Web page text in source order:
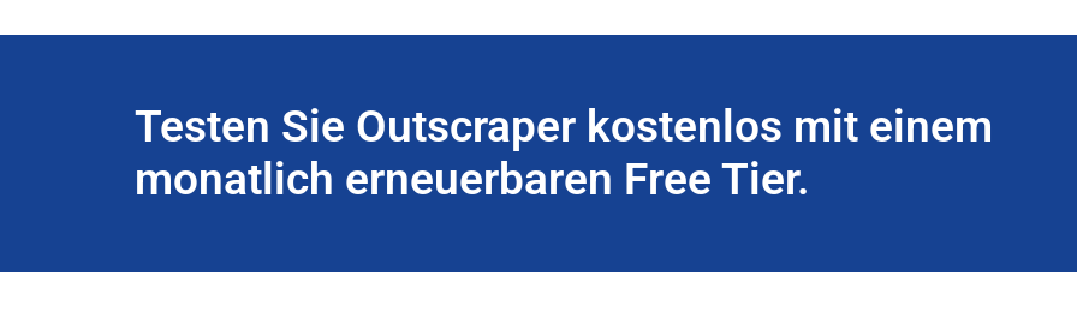
Testen Sie Outscraper kostenlos mit einem
monatlich erneuerbaren Free Tier.